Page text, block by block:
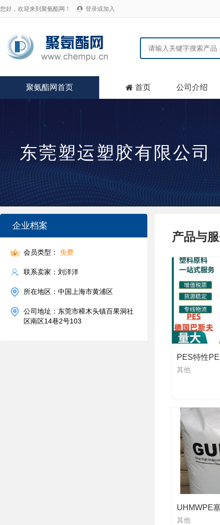
您好，欢迎来到聚氨酯网！  登录或加入
聚氨酯网首页  首页 公司介绍
东莞塑运塑胶有限公司
企业档案
会员类型： 免费
联系卖家：刘洋洋
所在地区：中国上海市黄浦区
公司地址：东莞市樟木头镇百果洞社
区南区14巷2号103
产品与
PES特性
其他
其他